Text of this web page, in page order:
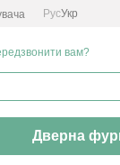
РусУкр
вам?
Дверна